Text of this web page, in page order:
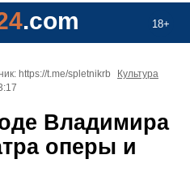
18+
.com
https://t.me/spletnikrb
Культура
Владимира
оперы и